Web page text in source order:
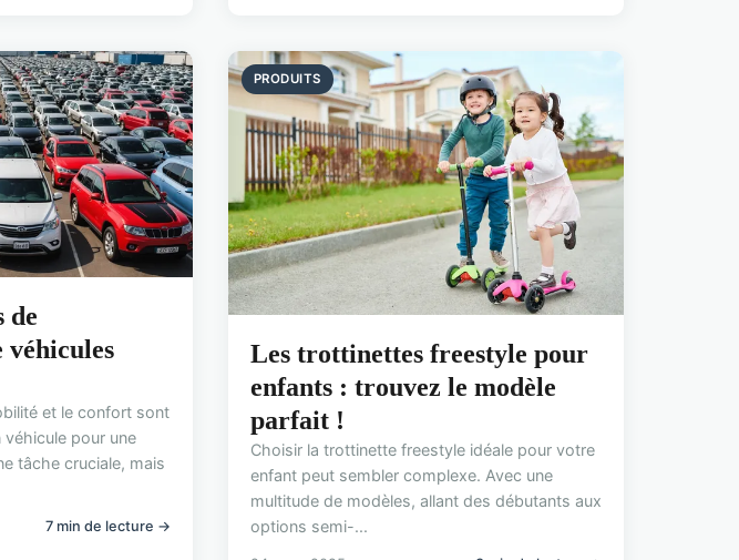
de
et le confort sont
pour une
tâche cruciale, mais
7 min de lecture →
PRODUITS
Les trottinettes freestyle pour
enfants : trouvez le modèle
parfait !
Choisir la trottinette freestyle idéale pour votre
enfant peut sembler complexe. Avec une
multitude de modèles, allant des débutants aux
options semi-...